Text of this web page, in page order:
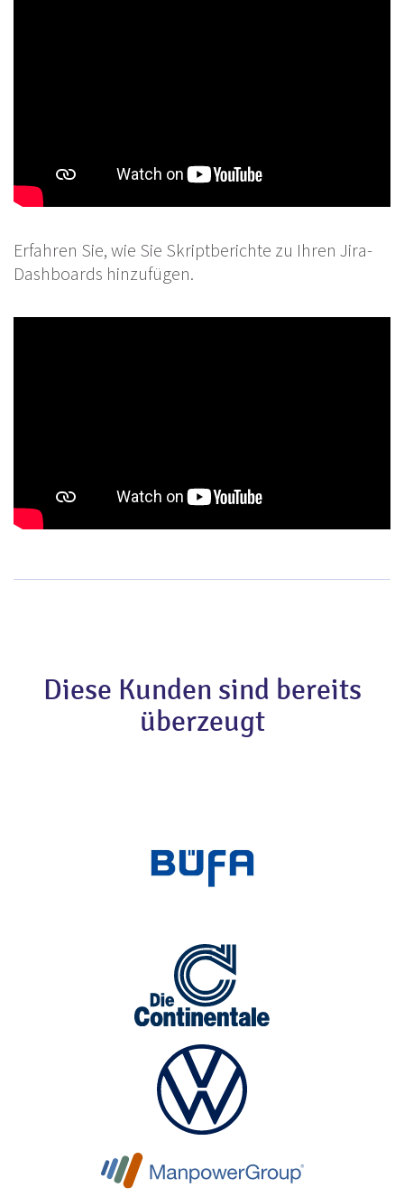
Erfahren Sie, wie Sie Skriptberichte zu Ihren Jira-
Dashboards hinzufügen.
Diese Kunden sind bereits
überzeugt